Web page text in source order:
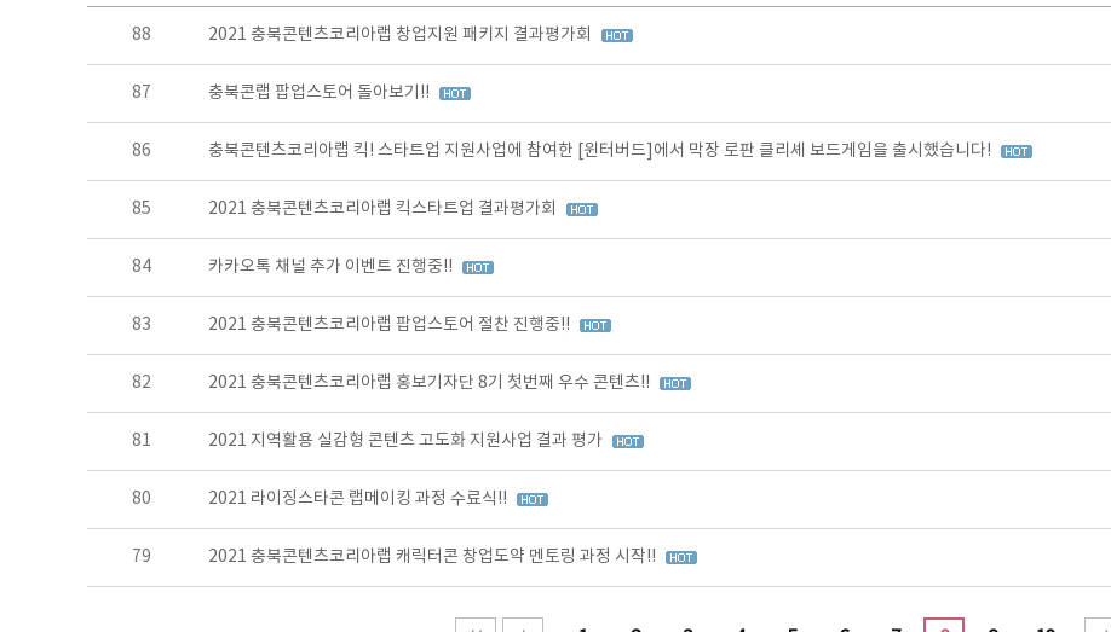
콘텐츠이슈 목록 - 번호, 제목, 작성자, 파일, 조회수, 작성일 정보 제공
88 2021 충북콘텐츠코리아랩 창업지원 패키지 결과평가회
87 충북콘랩 팝업스토어 돌아보기!!
86 충북콘텐츠코리아랩 킥! 스타트업 지원사업에 참여한 [윈터버드]에서 막장 로판 클리셰 보드게임을 출시했습니다!
85 2021 충북콘텐츠코리아랩 킥스타트업 결과평가회
84 카카오톡 채널 추가 이벤트 진행중!!
83 2021 충북콘텐츠코리아랩 팝업스토어 절찬 진행중!!
82 2021 충북콘텐츠코리아랩 홍보기자단 8기 첫번째 우수 콘텐츠!!
81 2021 지역활용 실감형 콘텐츠 고도화 지원사업 결과 평가
80 2021 라이징스타콘 랩메이킹 과정 수료식!!
79 2021 충북콘텐츠코리아랩 캐릭터콘 창업도약 멘토링 과정 시작!!